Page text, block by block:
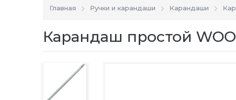
Главная Ручки и карандаши Карандаши
Карандаш простой